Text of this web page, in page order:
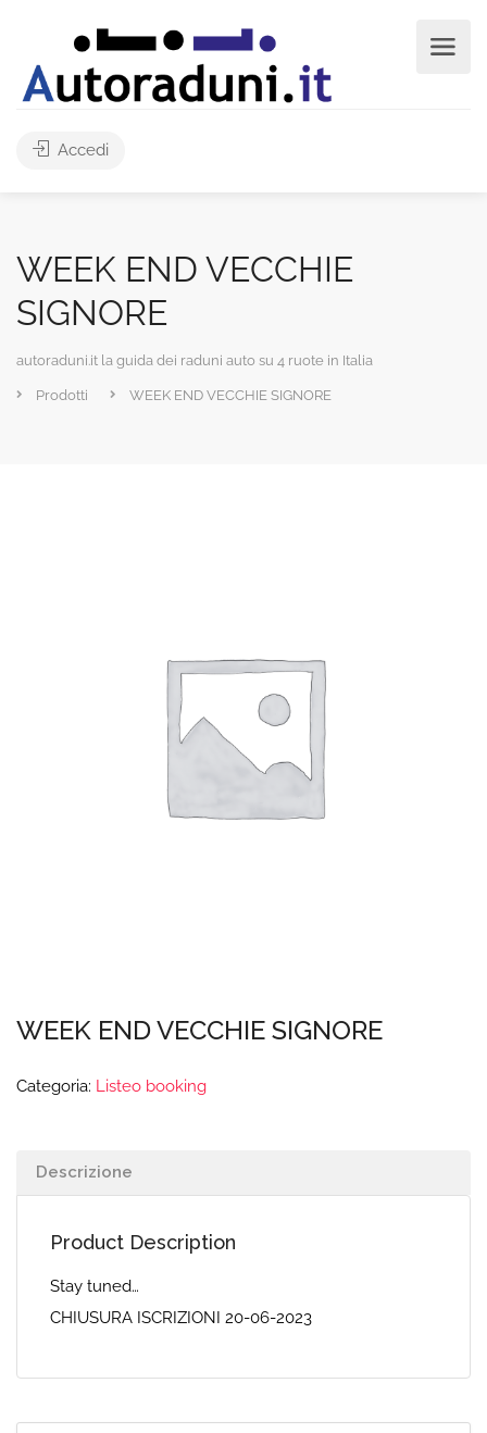
Accedi
WEEK END VECCHIE
SIGNORE
autoraduni.it la guida dei raduni auto su 4 ruote in Italia
Prodotti WEEK END VECCHIE SIGNORE
WEEK END VECCHIE SIGNORE
Categoria: Listeo booking
Descrizione
Product Description
Stay tuned…
CHIUSURA ISCRIZIONI 20-06-2023